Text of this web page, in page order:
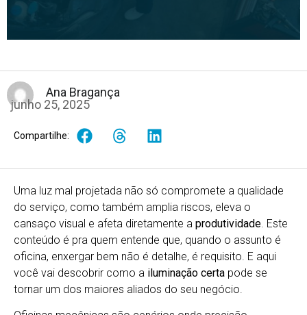
Ana Bragança
junho 25, 2025
Compartilhe:
Uma luz mal projetada não só compromete a qualidade
do serviço, como também amplia riscos, eleva o
cansaço visual e afeta diretamente a produtividade . Este
conteúdo é pra quem entende que, quando o assunto é
oficina, enxergar bem não é detalhe, é requisito. E aqui
você vai descobrir como a iluminação certa pode se
tornar um dos maiores aliados do seu negócio.